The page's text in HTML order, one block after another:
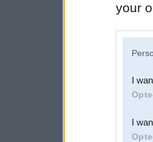
your
third
I
I